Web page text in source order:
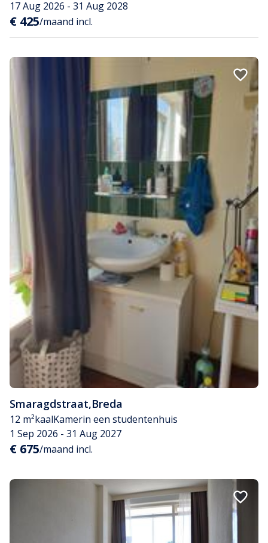
17 Aug 2026 - 31 Aug 2028
€ 425/maand incl.
Smaragdstraat,Breda
12 m²kaalKamerin een studentenhuis
1 Sep 2026 - 31 Aug 2027
€ 675/maand incl.